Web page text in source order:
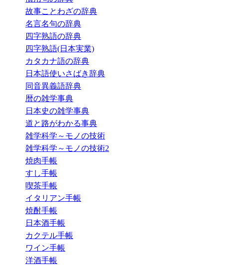
故事ことわざの辞典
名言名句の辞典
四字熟語の辞典
四字熟語(日本実業)
カタカナ語の辞典
日本語使いさばき辞典
同音異義語辞典
暦の雑学事典
日本史の雑学事典
道と路がわかる事典
雑学科学～モノの技術
雑学科学～モノの技術2
焼肉手帳
すし手帳
喫茶手帳
イタリアン手帳
焼酎手帳
日本酒手帳
カクテル手帳
ワイン手帳
洋酒手帳